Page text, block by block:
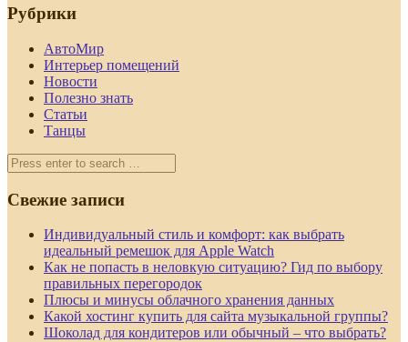
Рубрики
АвтоМир
Интерьер помещений
Новости
Полезно знать
Статьи
Танцы
Свежие записи
Индивидуальный стиль и комфорт: как выбрать
идеальный ремешок для Apple Watch
Как не попасть в неловкую ситуацию? Гид по выбору
правильных перегородок
Плюсы и минусы облачного хранения данных
Какой хостинг купить для сайта музыкальной группы?
Шоколад для кондитеров или обычный – что выбрать?